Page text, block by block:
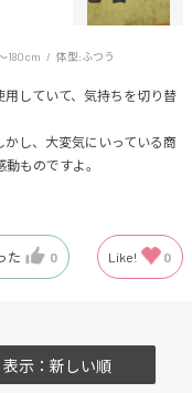
180cm 体型:ふつう
していて、気持ちを切り替
し、大変気にいっている商
ものですよ。
た 0 Like! 0
表示：新しい順